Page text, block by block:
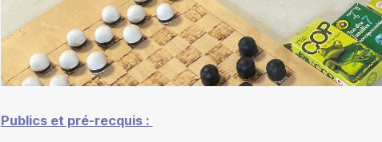
Publics et pré-recquis :